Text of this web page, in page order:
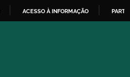
ACESSO À INFORMAÇÃO